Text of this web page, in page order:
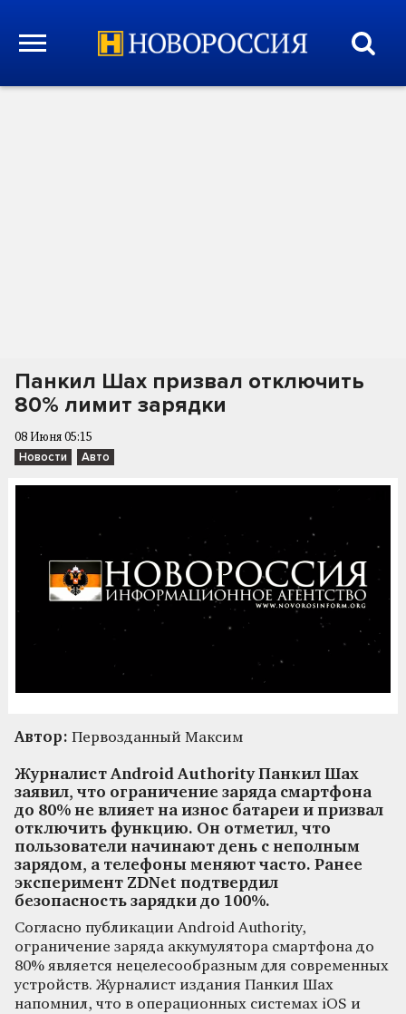
Панкил Шах призвал отключить
80% лимит зарядки
08 Июня 05:15
Новости Авто
Автор: Первозданный Максим
Журналист Android Authority Панкил Шах
заявил, что ограничение заряда смартфона
до 80% не влияет на износ батареи и призвал
отключить функцию. Он отметил, что
пользователи начинают день с неполным
зарядом, а телефоны меняют часто. Ранее
эксперимент ZDNet подтвердил
безопасность зарядки до 100%.
Согласно публикации Android Authority,
ограничение заряда аккумулятора смартфона до
80% является нецелесообразным для современных
устройств. Журналист издания Панкил Шах
напомнил, что в операционных системах iOS и